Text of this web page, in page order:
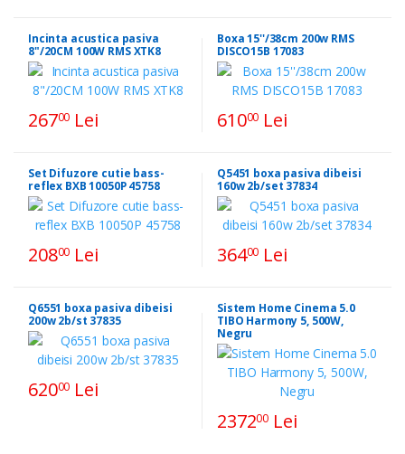
Incinta acustica pasiva
8"/20CM 100W RMS XTK8
26700 Lei
Boxa 15''/38cm 200w RMS
DISCO15B 17083
61000 Lei
Set Difuzore cutie bass-
reflex BXB 10050P 45758
20800 Lei
Q5451 boxa pasiva dibeisi
160w 2b/set 37834
36400 Lei
Q6551 boxa pasiva dibeisi
200w 2b/st 37835
62000 Lei
Sistem Home Cinema 5.0
TIBO Harmony 5, 500W,
Negru
237200 Lei